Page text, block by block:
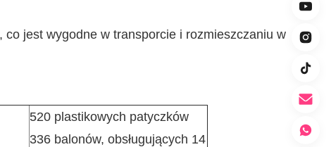
jest wygodne w transporcie i rozmieszczaniu w
520 plastikowych patyczków
336 balonów, obsługujących 14